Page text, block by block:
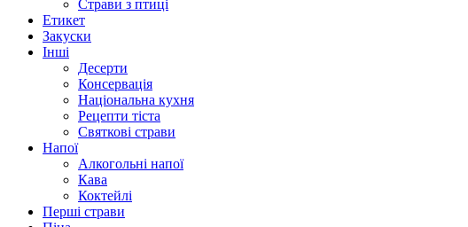
Страви з птиці
Етикет
Закуски
Інші
Десерти
Консервація
Національна кухня
Рецепти тіста
Святкові страви
Напої
Алкогольні напої
Кава
Коктейлі
Перші страви